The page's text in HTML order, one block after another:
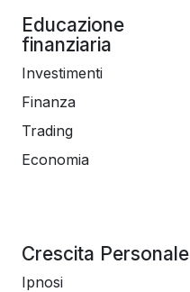
Educazione
finanziaria
Investimenti
Finanza
Trading
Economia
Crescita Personale
Ipnosi